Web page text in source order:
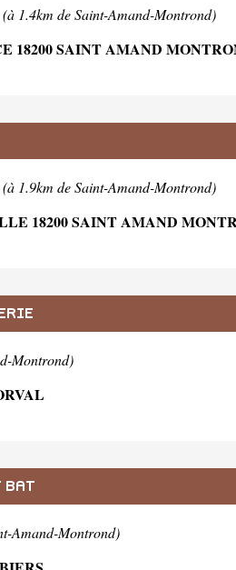
(à 1.4km de Saint-Amand-Montrond)
18200 SAINT AMAND
(à 1.9km de Saint-Amand-Montrond)
18200 SAINT AMAND
Montrond)
BAT
Amand-Montrond)